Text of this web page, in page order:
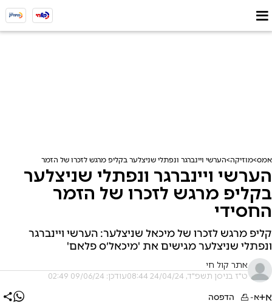
אמס מוזיקה הערשי ויינברגר ונפתלי שניצלער בקליפ מרגש לזכרו של הזמר החסידי
הערשי ויינברגר ונפתלי שניצלער
בקליפ מרגש לזכרו של הזמר
החסידי
קליפ מרגש לזכרו של מיכאל שניצלער: הערשי ויינברגר
ונפתלי שניצלער מגישים את 'מיכאל׳ס פלאם'
אתר קול חי
ט"ז בניסן תשפ"ד, 24/04/24 08:44 עודכן: 09/06/24 02:49
א+א- הדפסה